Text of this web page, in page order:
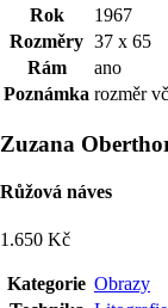
Rok
1967
Rozměry 37 x 65
Rám
ano
Poznámka rozměr
Zuzana
Růžová náves
1.650 Kč
Kategorie Obrazy